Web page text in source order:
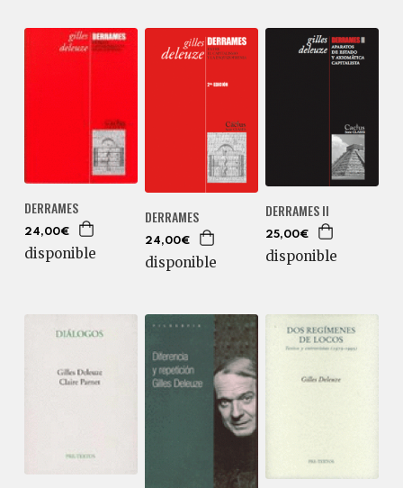
DERRAMES
24,00€
disponible
DERRAMES
24,00€
disponible
DERRAMES II
25,00€
disponible